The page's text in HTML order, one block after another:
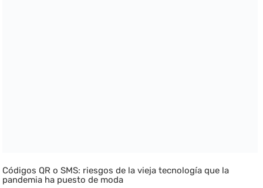
Códigos QR o SMS: riesgos de la vieja tecnología que la
pandemia ha puesto de moda